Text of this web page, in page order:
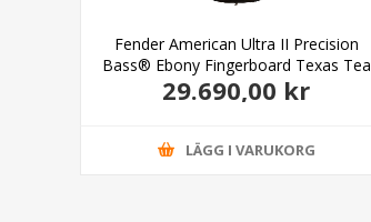
Fender American Ultra II Precision
Bass® Ebony Fingerboard Texas Tea
29.690,00 kr
LÄGG I VARUKORG